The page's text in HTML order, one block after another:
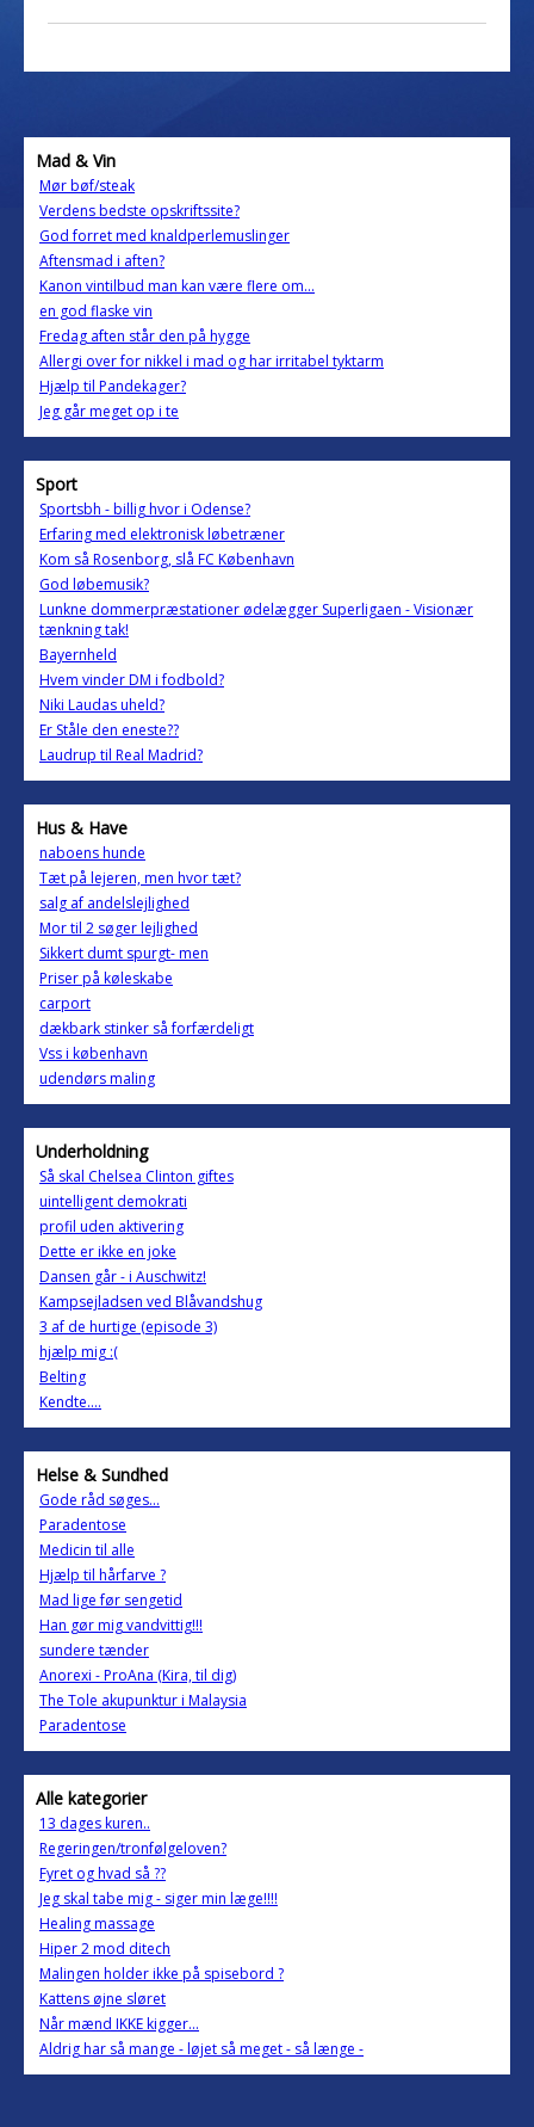
Mad & Vin
Mør bøf/steak
Verdens bedste opskriftssite?
God forret med knaldperlemuslinger
Aftensmad i aften?
Kanon vintilbud man kan være flere om...
en god flaske vin
Fredag aften står den på hygge
Allergi over for nikkel i mad og har irritabel tyktarm
Hjælp til Pandekager?
Jeg går meget op i te
Sport
Sportsbh - billig hvor i Odense?
Erfaring med elektronisk løbetræner
Kom så Rosenborg, slå FC København
God løbemusik?
Lunkne dommerpræstationer ødelægger Superligaen - Visionær
tænkning tak!
Bayernheld
Hvem vinder DM i fodbold?
Niki Laudas uheld?
Er Ståle den eneste??
Laudrup til Real Madrid?
Hus & Have
naboens hunde
Tæt på lejeren, men hvor tæt?
salg af andelslejlighed
Mor til 2 søger lejlighed
Sikkert dumt spurgt- men
Priser på køleskabe
carport
dækbark stinker så forfærdeligt
Vss i københavn
udendørs maling
Underholdning
Så skal Chelsea Clinton giftes
uintelligent demokrati
profil uden aktivering
Dette er ikke en joke
Dansen går - i Auschwitz!
Kampsejladsen ved Blåvandshug
3 af de hurtige (episode 3)
hjælp mig :(
Belting
Kendte....
Helse & Sundhed
Gode råd søges...
Paradentose
Medicin til alle
Hjælp til hårfarve ?
Mad lige før sengetid
Han gør mig vandvittig!!!
sundere tænder
Anorexi - ProAna (Kira, til dig)
The Tole akupunktur i Malaysia
Paradentose
Alle kategorier
13 dages kuren..
Regeringen/tronfølgeloven?
Fyret og hvad så ??
Jeg skal tabe mig - siger min læge!!!!
Healing massage
Hiper 2 mod ditech
Malingen holder ikke på spisebord ?
Kattens øjne sløret
Når mænd IKKE kigger...
Aldrig har så mange - løjet så meget - så længe -